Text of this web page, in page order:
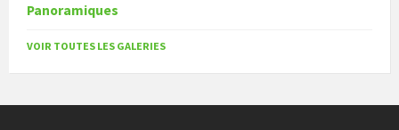
Panoramiques
VOIR TOUTES LES GALERIES